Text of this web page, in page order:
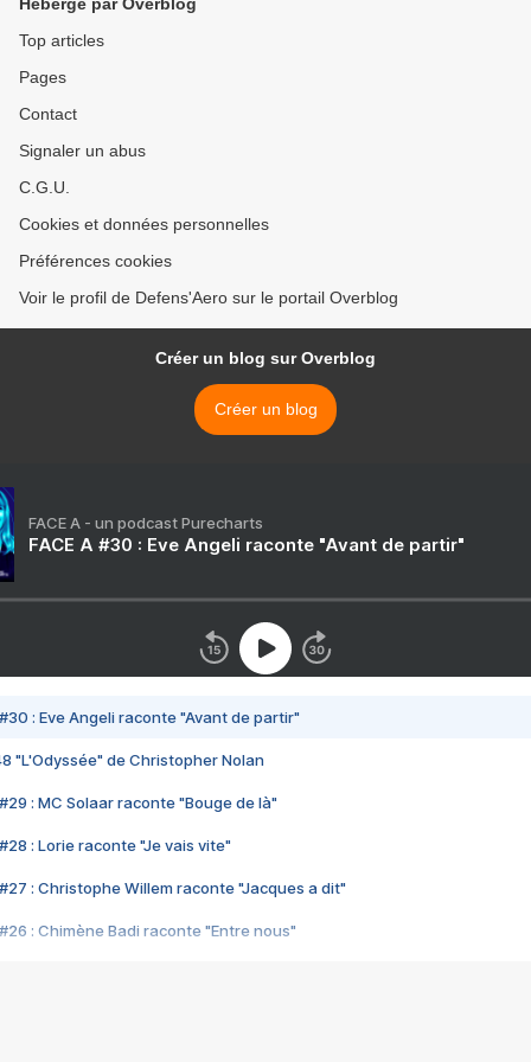
Top articles
Pages
Contact
Signaler un abus
C.G.U.
Cookies et données personnelles
Préférences cookies
Voir le profil de Defens'Aero sur le portail Overblog
Créer un blog sur Overblog
Créer un blog
FACE A - un podcast Purecharts
FACE A #30 : Eve Angeli raconte "Avant de partir"
#30 : Eve Angeli raconte "Avant de partir"
"L'Odyssée" de Christopher Nolan
#29 : MC Solaar raconte "Bouge de là"
#28 : Lorie raconte "Je vais vite"
#27 : Christophe Willem raconte "Jacques a dit"
#26 : Chimène Badi raconte "Entre nous"